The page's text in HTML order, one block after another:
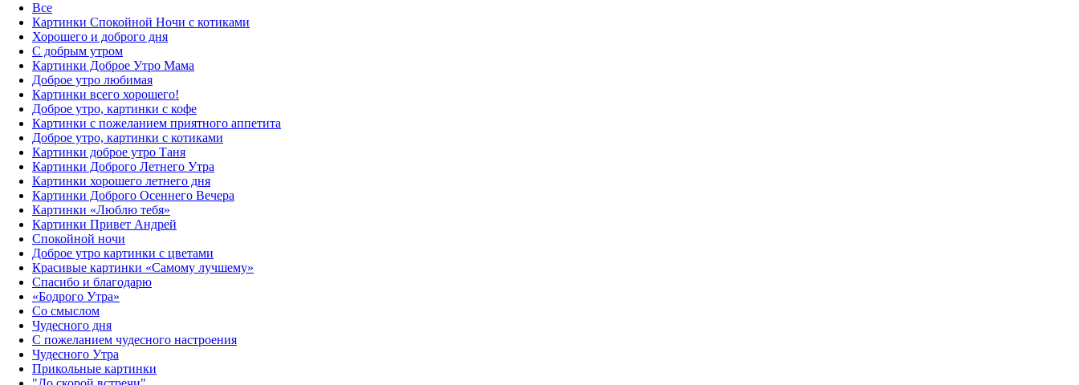
Все
Картинки Спокойной Ночи с котиками
Хорошего и доброго дня
С добрым утром
Картинки Доброе Утро Мама
Доброе утро любимая
Картинки всего хорошего!
Доброе утро, картинки с кофе
Картинки с пожеланием приятного аппетита
Доброе утро, картинки с котиками
Картинки доброе утро Таня
Картинки Доброго Летнего Утра
Картинки хорошего летнего дня
Картинки Доброго Осеннего Вечера
Картинки «Люблю тебя»
Картинки Привет Андрей
Спокойной ночи
Доброе утро картинки с цветами
Красивые картинки «Самому лучшему»
Спасибо и благодарю
«‎Бодрого Утра»‎
Со смыслом
Чудесного дня
С пожеланием чудесного настроения
Чудесного Утра
Прикольные картинки